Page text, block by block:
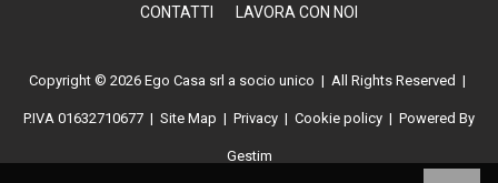
CONTATTI
LAVORA CON NOI
Copyright © 2026 Ego Casa srl a socio unico | All Rights Reserved |
P.IVA 01632710677 | Site Map | Privacy | Cookie policy | Powered By
Gestim